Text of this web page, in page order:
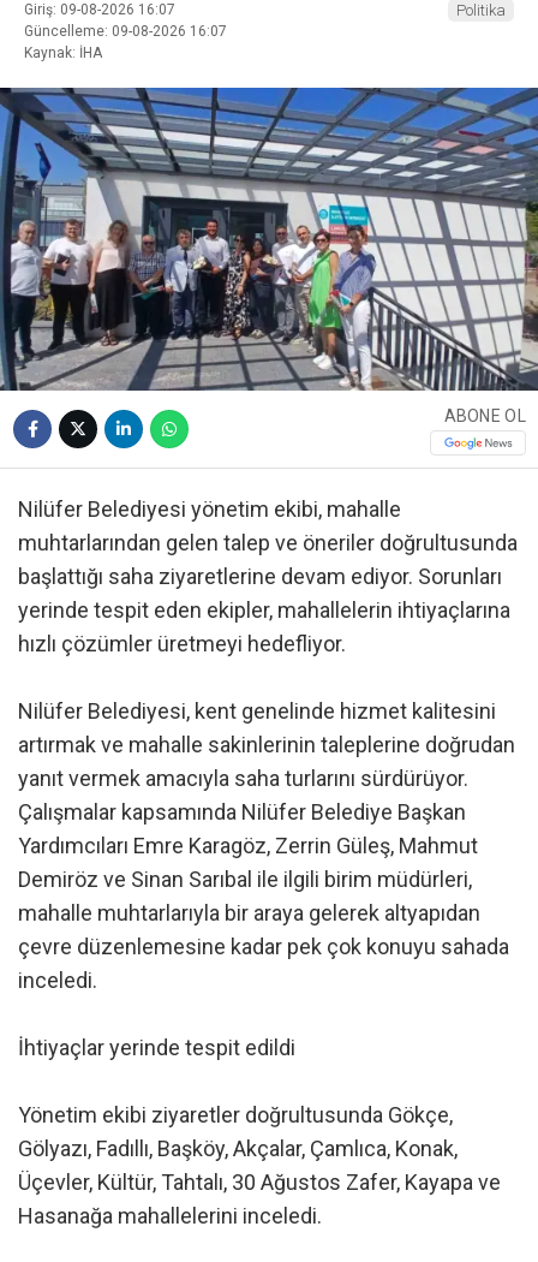
Giriş: 09-08-2026 16:07
Güncelleme: 09-08-2026 16:07
Kaynak: İHA
Politika
ABONE OL
Nilüfer Belediyesi yönetim ekibi, mahalle
muhtarlarından gelen talep ve öneriler doğrultusunda
başlattığı saha ziyaretlerine devam ediyor. Sorunları
yerinde tespit eden ekipler, mahallelerin ihtiyaçlarına
hızlı çözümler üretmeyi hedefliyor.
Nilüfer Belediyesi, kent genelinde hizmet kalitesini
artırmak ve mahalle sakinlerinin taleplerine doğrudan
yanıt vermek amacıyla saha turlarını sürdürüyor.
Çalışmalar kapsamında Nilüfer Belediye Başkan
Yardımcıları Emre Karagöz, Zerrin Güleş, Mahmut
Demiröz ve Sinan Sarıbal ile ilgili birim müdürleri,
mahalle muhtarlarıyla bir araya gelerek altyapıdan
çevre düzenlemesine kadar pek çok konuyu sahada
inceledi.
İhtiyaçlar yerinde tespit edildi
Yönetim ekibi ziyaretler doğrultusunda Gökçe,
Gölyazı, Fadıllı, Başköy, Akçalar, Çamlıca, Konak,
Üçevler, Kültür, Tahtalı, 30 Ağustos Zafer, Kayapa ve
Hasanağa mahallelerini inceledi.